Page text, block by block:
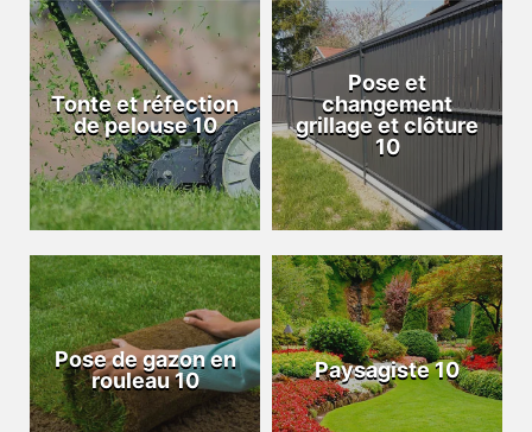
Tonte et réfection
de pelouse 10
Pose et
changement
grillage et clôture
10
Pose de gazon en
rouleau 10
Paysagiste 10